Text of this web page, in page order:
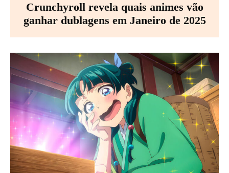
Crunchyroll revela quais animes vão
ganhar dublagens em Janeiro de 2025